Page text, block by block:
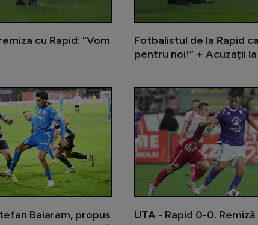
cu Rapid: ”Vom
Fotbalistul de la Rapid
pentru noi!” + Acuzații
Lovitură pentru Alexi Pitu: s-a
Baiaram, propus
UTA - Rapid 0-0. Remiză